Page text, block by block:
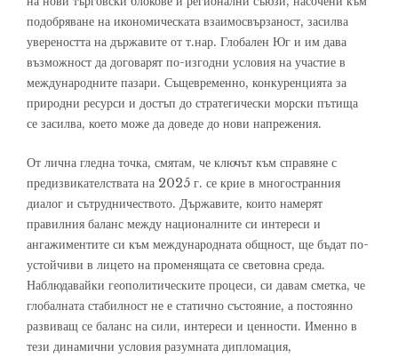
подобряване на икономическата взаимосвързаност, засилва
увереността на държавите от т.нар. Глобален Юг и им дава
възможност да договарят по-изгодни условия на участие в
международните пазари. Същевременно, конкуренцията за
природни ресурси и достъп до стратегически морски пътища
се засилва, което може да доведе до нови напрежения.
От лична гледна точка, смятам, че ключът към справяне с
предизвикателствата на 2025 г. се крие в многостранния
диалог и сътрудничеството. Държавите, които намерят
правилния баланс между националните си интереси и
ангажиментите си към международната общност, ще бъдат по-
устойчиви в лицето на променящата се световна среда.
Наблюдавайки геополитическите процеси, си давам сметка, че
глобалната стабилност не е статично състояние, а постоянно
развиващ се баланс на сили, интереси и ценности. Именно в
тези динамични условия разумната дипломация,